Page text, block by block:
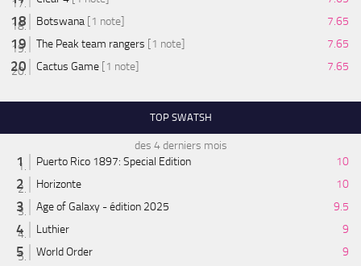
Botswana [1 note]
7.65
The Peak team rangers [1 note]
7.65
Cactus Game [1 note] 7.65
TOP SWATSH
des 4 derniers mois
Puerto Rico 1897: Special Edition
10
Horizonte
10
Age of Galaxy - édition 2025
9.5
Luthier
9
World Order
9